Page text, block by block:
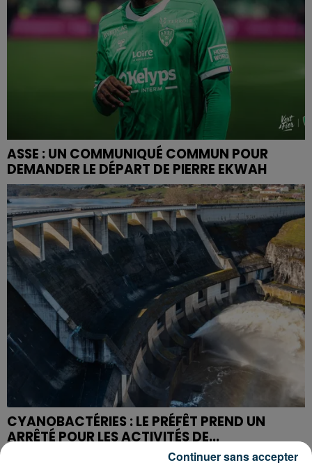
ASSE : UN COMMUNIQUÉ COMMUN POUR
DEMANDER LE DÉPART DE PIERRE EKWAH
CYANOBACTÉRIES : LE PRÉFÊT PREND UN
ARRÊTÉ POUR LES ACTIVITÉS DE...
Continuer sans accepter